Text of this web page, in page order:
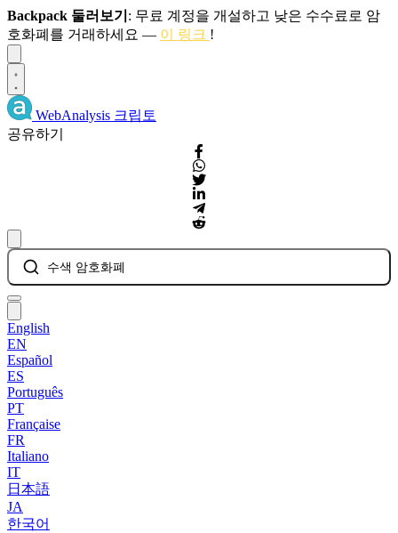
Backpack 둘러보기 : 무료 계정을 개설하고 낮은 수수료로 암
호화폐를 거래하세요 — 이 링크 !
WebAnalysis 크립토
공유하기
수색 암호화폐
English
EN
Español
ES
Português
PT
Française
FR
Italiano
IT
日本語
JA
한국어